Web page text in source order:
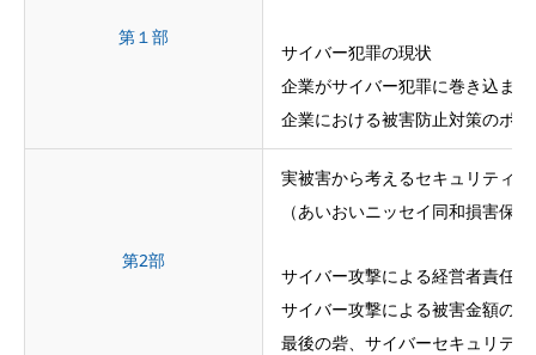
第１部
サイバー犯罪の現状
企業がサイバー犯罪に巻き込ま
企業における被害防止対策のポ
第2部
実被害から考えるセキュリティ
（あいおいニッセイ同和損害
サイバー攻撃による経営者責任
サイバー攻撃による被害金額の
最後の砦、サイバーセキュリテ